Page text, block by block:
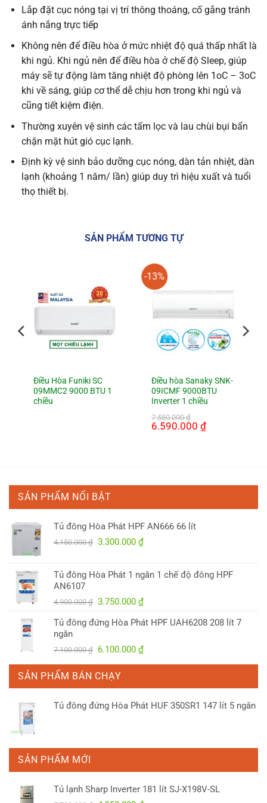
Lắp đặt cục nóng tại vị trí thông thoáng, cố gắng tránh
ánh nắng trực tiếp
Không nên để điều hòa ở mức nhiệt độ quá thấp nhất là
khi ngủ. Khi ngủ nên để điều hòa ở chế độ Sleep, giúp
máy sẽ tự động làm tăng nhiệt độ phòng lên 1oC – 3oC
khi về sáng, giúp cơ thể dễ chịu hơn trong khi ngủ và
cũng tiết kiệm điện.
Thường xuyên vệ sinh các tấm lọc và lau chùi bụi bẩn
chặn mặt hút gió cục lạnh.
Định kỳ vệ sinh bảo dưỡng cục nóng, dàn tản nhiệt, dàn
lạnh (khoảng 1 năm/ lần) giúp duy trì hiệu xuất và tuổi
thọ thiết bị.
SẢN PHẨM TƯƠNG TỰ
Điều Hòa Funiki SC
09MMC2 9000 BTU 1
chiều
-13%
Điều hòa Sanaky SNK-
09ICMF 9000BTU
Inverter 1 chiều
7.550.000₫
Giá
gốc
6.590.000 ₫Giá
hiện
SẢN PHẨM NỔI BẬT
Tủ đông Hòa Phát HPF AN666 66 lít
4.150.000₫ Giá
4.150.000 ₫.
3.300.000 ₫Giá
là:
Tủ đông Hòa Phát 1 ngăn 1 chế độ đông HPF
AN6107
4.900.000₫ Giá
là:
3.750.000 ₫Giá
tại
3.750.000 ₫.
Tủ đông đứng Hòa Phát HPF UAH6208 208 lít 7
ngăn
7.100.000₫ Giá
là:
7.100.000 ₫.
6.100.000 ₫Giá
là:
SẢN PHẨM BÁN CHẠY
Tủ đông đứng Hòa Phát HUF 350SR1 147 lít 5 ngăn
SẢN PHẨM MỚI
Tủ lạnh Sharp Inverter 181 lít SJ-X198V-SL